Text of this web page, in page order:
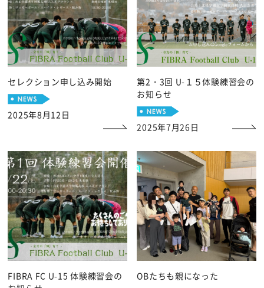
セレクション申し込み開始
2025年8月12日
第2・3回 U-１５体験練習会の
お知らせ
2025年7月26日
FIBRA FC U-15 体験練習会の
OBたちも親になった